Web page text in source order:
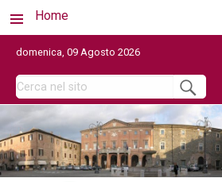
Home
domenica, 09 Agosto 2026